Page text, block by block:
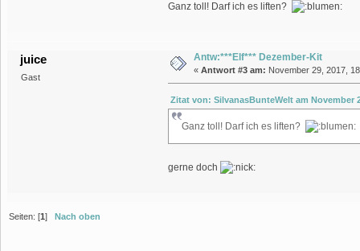
Ganz toll! Darf ich es liften?
juice
Gast
Antw:***Elf*** Dezember-Kit
« Antwort #3 am: November 29, 2017,
Zitat von: SilvanasBunteWelt am November
Ganz toll! Darf ich es liften?
gerne doch
Seiten: [1]Nach oben